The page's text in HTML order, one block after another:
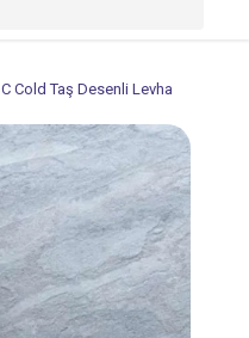
C Cold Taş Desenli Levha